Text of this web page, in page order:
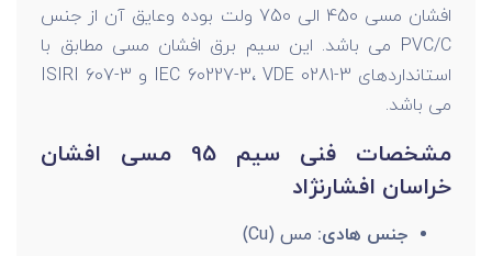
افشان مسی 450 الی 750 ولت بوده وعایق آن از جنس
PVC/C می باشد. این سیم برق افشان مسی مطابق با
استانداردهای IEC 60227-3، VDE 0281-3 و ISIRI 607-3
می باشد.
مشخصات فنی سیم 95 مسی افشان
خراسان افشارنژاد
جنس هادی: مس (Cu)